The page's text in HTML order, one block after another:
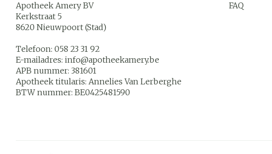
Apotheek Amery BV
Kerkstraat 5
8620 Nieuwpoort (Stad)
Telefoon: 058 23 31 92
E-mailadres: info@apotheekamery.be
APB nummer: 381601
Apotheek titularis: Annelies Van Lerberghe
BTW nummer: BE0425481590
FAQ